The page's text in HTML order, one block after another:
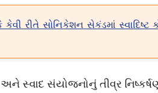
રીતે સોનિકેશન સેકંડમાં સ્વાદિષ્ટ
સ્વાદ સંયોજનોનું તીવ્ર